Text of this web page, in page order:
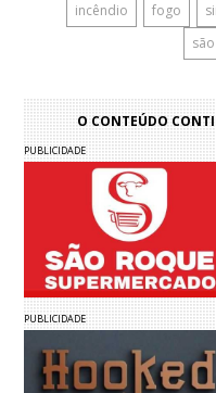
incêndio fogo
O CONTEÚDO
PUBLICIDADE
PUBLICIDADE